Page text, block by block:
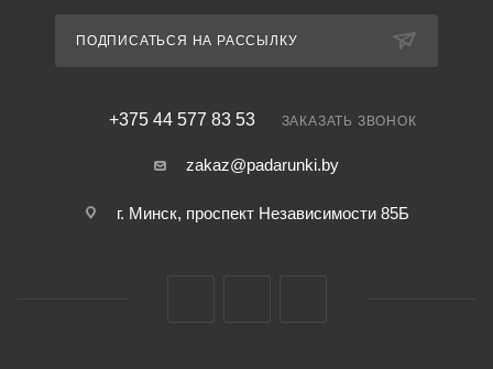
ПОДПИСАТЬСЯ НА РАССЫЛКУ
+375 44 577 83 53 ЗАКАЗАТЬ ЗВОНОК
zakaz@padarunki.by
г. Минск, проспект Независимости 85Б